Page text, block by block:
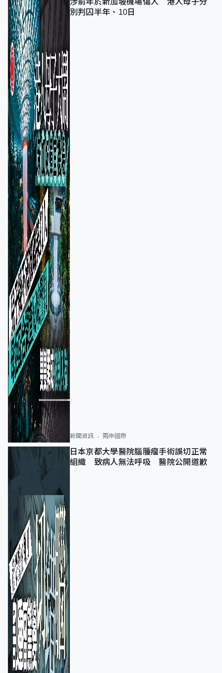
別判囚半年、10日
新聞資訊 兩岸國際
日本京都大學醫院腦腫瘤手術誤切正常
組織 致病人無法呼吸 醫院公開道歉